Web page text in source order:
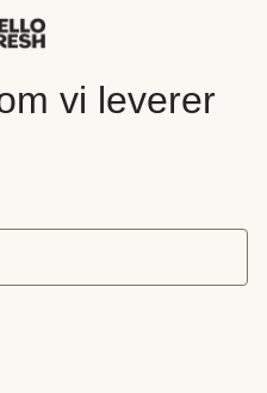
vi leverer